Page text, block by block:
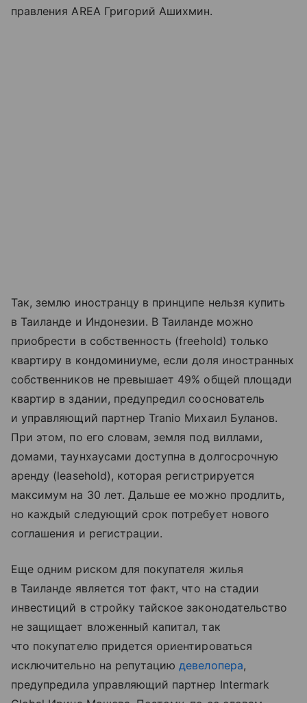
правления AREA Григорий Ашихмин.
Так, землю иностранцу в принципе нельзя купить
в Таиланде и Индонезии. В Таиланде можно
приобрести в собственность (freehold) только
квартиру в кондоминиуме, если доля иностранных
собственников не превышает 49% общей площади
квартир в здании, предупредил сооснователь
и управляющий партнер Tranio Михаил Буланов.
При этом, по его словам, земля под виллами,
домами, таунхаусами доступна в долгосрочную
аренду (leasehold), которая регистрируется
максимум на 30 лет. Дальше ее можно продлить,
но каждый следующий срок потребует нового
соглашения и регистрации.
Еще одним риском для покупателя жилья
в Таиланде является тот факт, что на стадии
инвестиций в стройку тайское законодательство
не защищает вложенный капитал, так
что покупателю придется ориентироваться
исключительно на репутациюдевелопера,
предупредила управляющий партнер Intermark